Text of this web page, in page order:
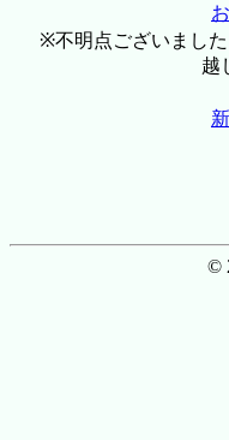
※不明点ございまし
越
©